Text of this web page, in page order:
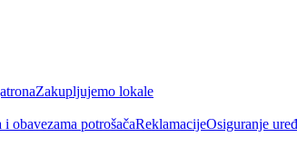
Zakupljujemo lokale
obavezama potrošačaReklamacijeOsiguranje